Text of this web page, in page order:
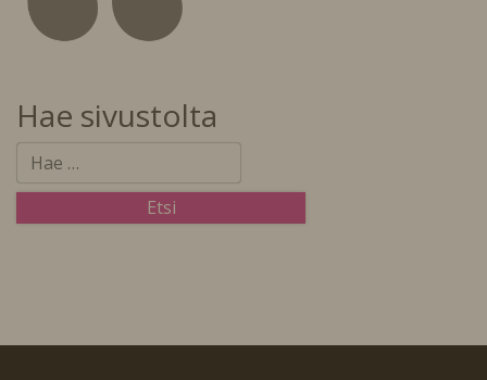
Hae sivustolta